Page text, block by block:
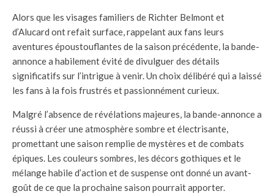
Alors que les visages familiers de Richter Belmont et
d’Alucard ont refait surface, rappelant aux fans leurs
aventures époustouflantes de la saison précédente, la bande-
annonce a habilement évité de divulguer des détails
significatifs sur l’intrigue à venir. Un choix délibéré qui a laissé
les fans à la fois frustrés et passionnément curieux.
Malgré l’absence de révélations majeures, la bande-annonce a
réussi à créer une atmosphère sombre et électrisante,
promettant une saison remplie de mystères et de combats
épiques. Les couleurs sombres, les décors gothiques et le
mélange habile d’action et de suspense ont donné un avant-
goût de ce que la prochaine saison pourrait apporter.